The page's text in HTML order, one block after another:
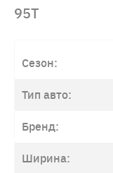
95T
Сезон:
Тип авто:
Бренд:
Ширина: